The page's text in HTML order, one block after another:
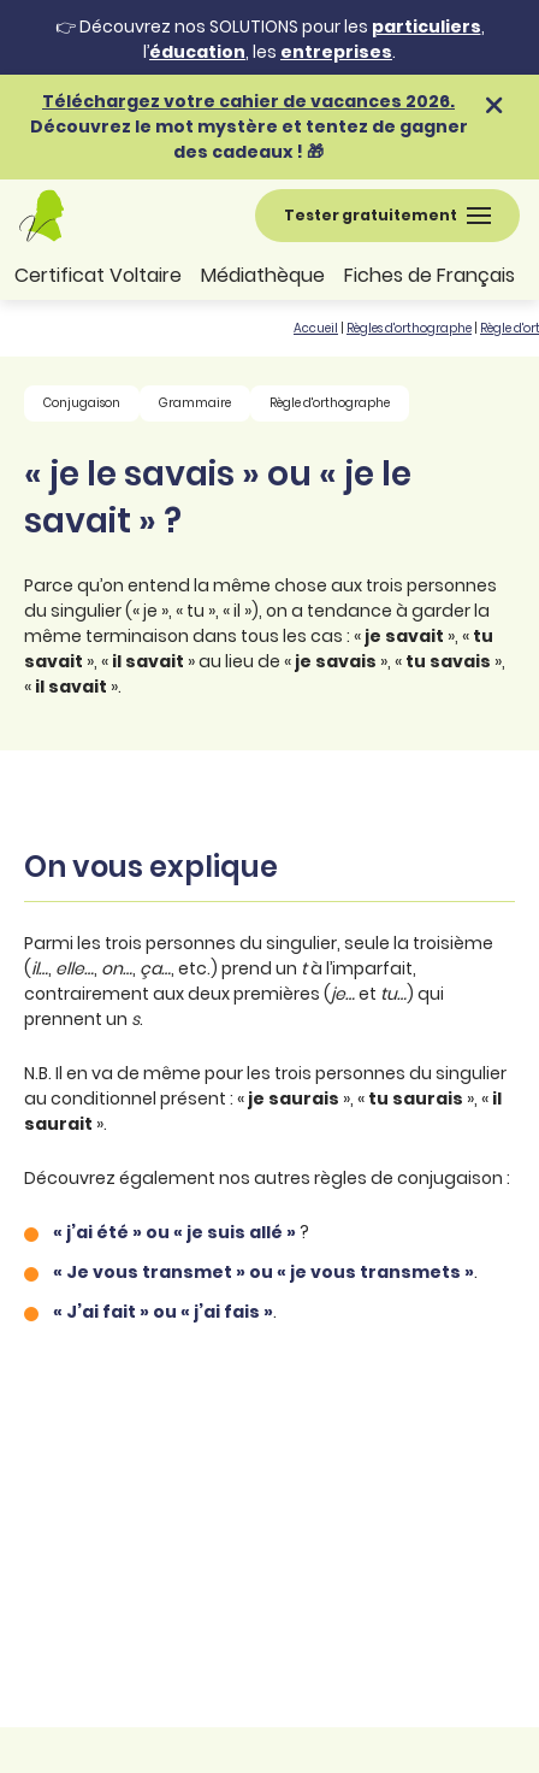
👉 Découvrez nos SOLUTIONS pour les particuliers,
l’éducation, les entreprises.
Téléchargez votre cahier de vacances 2026.
Découvrez le mot mystère et tentez de gagner
des cadeaux ! 🎁
Tester gratuitement
Certificat Voltaire Médiathèque Fiches de Français
Accueil Règles d'orthographe Règle
Conjugaison Grammaire Règle d'orthographe
« je le savais » ou « je le
savait » ?
Parce qu’on entend la même chose aux trois personnes
du singulier (« je », « tu », « il »), on a tendance à garder la
même terminaison dans tous les cas : « je savait », « tu
savait », « il savait » au lieu de « je savais », « tu savais »,
« il savait ».
On vous explique
Parmi les trois personnes du singulier, seule la troisième
(il…, elle…, on…, ça…, etc.) prend un tà l’imparfait,
contrairement aux deux premières (je…et tu…) qui
prennent un s.
N.B. Il en va de même pour les trois personnes du singulier
au conditionnel présent : « je saurais », « tu saurais », « il
saurait ».
Découvrez également nos autres règles de conjugaison :
« j’ai été » ou « je suis allé »?
« Je vous transmet » ou « je vous transmets ».
« J’ai fait » ou « j’ai fais ».